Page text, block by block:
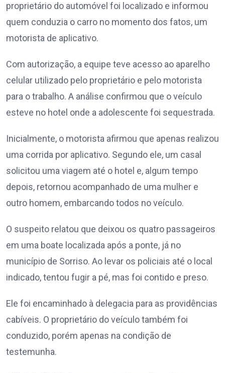
proprietário do automóvel foi localizado e informou
quem conduzia o carro no momento dos fatos, um
motorista de aplicativo.
Com autorização, a equipe teve acesso ao aparelho
celular utilizado pelo proprietário e pelo motorista
para o trabalho. A análise confirmou que o veículo
esteve no hotel onde a adolescente foi sequestrada.
Inicialmente, o motorista afirmou que apenas realizou
uma corrida por aplicativo. Segundo ele, um casal
solicitou uma viagem até o hotel e, algum tempo
depois, retornou acompanhado de uma mulher e
outro homem, embarcando todos no veículo.
O suspeito relatou que deixou os quatro passageiros
em uma boate localizada após a ponte, já no
município de Sorriso. Ao levar os policiais até o local
indicado, tentou fugir a pé, mas foi contido e preso.
Ele foi encaminhado à delegacia para as providências
cabíveis. O proprietário do veículo também foi
conduzido, porém apenas na condição de
testemunha.